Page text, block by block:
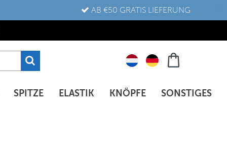
AB €50 GRATIS LIEFERUNG
SPITZE ELASTIK KNÖPFE SONSTIGES